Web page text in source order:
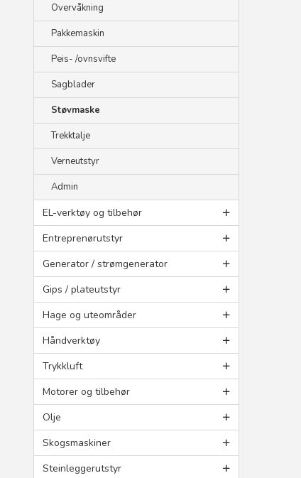
Overvåkning
Pakkemaskin
Peis- /ovnsvifte
Sagblader
Støvmaske
Trekktalje
Verneutstyr
Admin
EL-verktøy og tilbehør
Entreprenørutstyr
Generator / strømgenerator
Gips / plateutstyr
Hage og uteområder
Håndverktøy
Trykkluft
Motorer og tilbehør
Olje
Skogsmaskiner
Steinleggerutstyr